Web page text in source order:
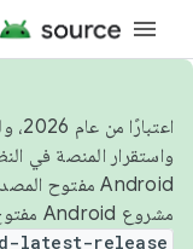
واستقرار المنصة في
مشروع Android مفتوح المصدر والمساهمة فيه، استخدِم
latest-release